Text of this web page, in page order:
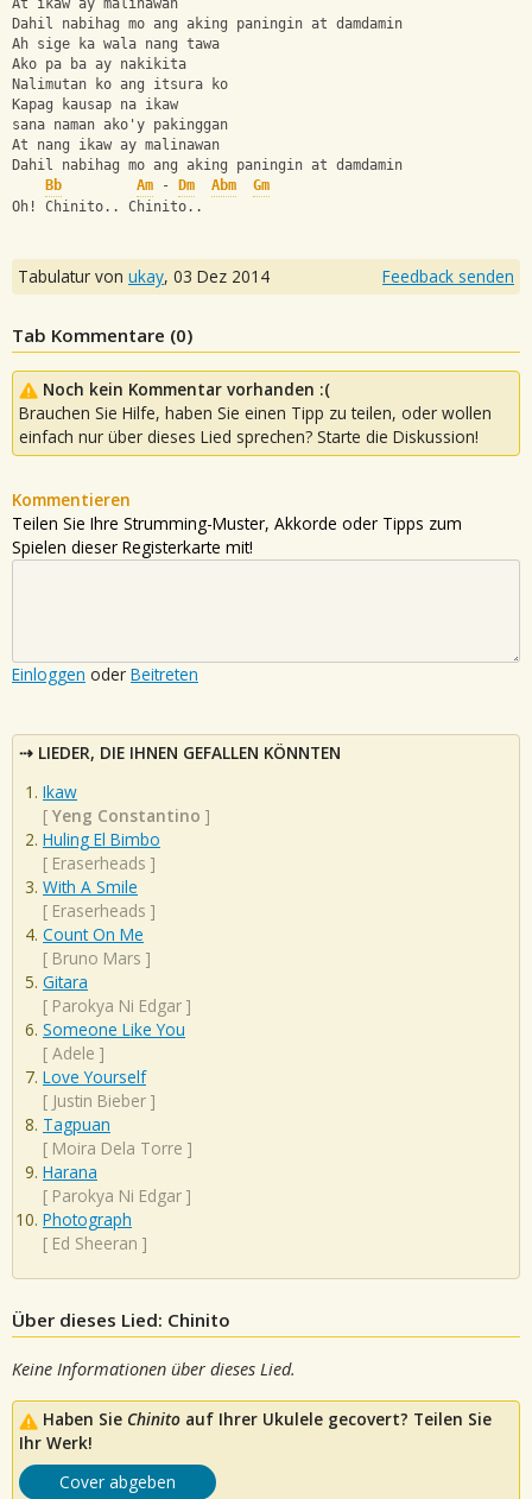
At ikaw ay malinawan
Dahil nabihag mo ang aking paningin at damdamin
Ah sige ka wala nang tawa
Ako pa ba ay nakikita
Nalimutan ko ang itsura ko
Kapag kausap na ikaw
sana naman ako'y pakinggan
At nang ikaw ay malinawan
Dahil nabihag mo ang aking paningin at damdamin
Bb
Am - Dm Abm
Gm
Oh! Chinito.. Chinito..
Tabulatur von ukay, 03 Dez 2014 Feedback senden
Tab Kommentare (0)
Noch kein Kommentar vorhanden :(
Brauchen Sie Hilfe, haben Sie einen Tipp zu teilen, oder wollen
einfach nur über dieses Lied sprechen? Starte die Diskussion!
Kommentieren
Teilen Sie Ihre Strumming-Muster, Akkorde oder Tipps zum
Spielen dieser Registerkarte mit!
Einloggen oder Beitreten
LIEDER, DIE IHNEN GEFALLEN KÖNNTEN
Ikaw
[ Yeng Constantino ]
Huling El Bimbo
[ Eraserheads ]
With A Smile
[ Eraserheads ]
Count On Me
[ Bruno Mars ]
Gitara
[ Parokya Ni Edgar ]
Someone Like You
[ Adele ]
Love Yourself
[ Justin Bieber ]
Tagpuan
[ Moira Dela Torre ]
Harana
[ Parokya Ni Edgar ]
Photograph
[ Ed Sheeran ]
Über dieses Lied: Chinito
Keine Informationen über dieses Lied.
Haben Sie Chinito auf Ihrer Ukulele gecovert? Teilen Sie
Ihr Werk!
Cover abgeben